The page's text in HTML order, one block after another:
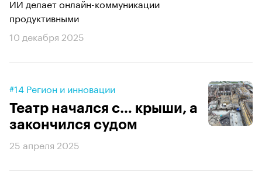
ИИ делает онлайн-коммуникации
продуктивными
10 декабря 2025
#14 Регион и инновации
Театр начался с… крыши, а
закончился судом
25 апреля 2025